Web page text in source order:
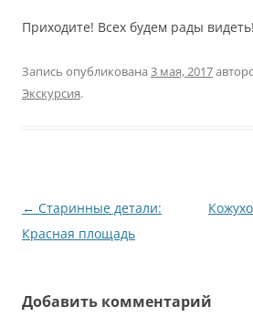
Приходите! Всех будем рады видеть!
Запись опубликована 3 мая, 2017
Экскурсия.
Навигация
по
← Старинные детали:
Красная площадь
Добавить комментарий